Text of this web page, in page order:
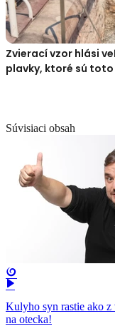
Zvierací vzor hlási
plavky, ktoré sú
Súvisiaci obsah
Kulyho syn rastie ako z
na otecka!